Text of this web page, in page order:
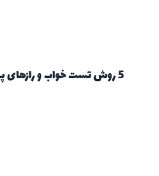
5 روش تست خواب و رازهای پنهان درباره تست خواب